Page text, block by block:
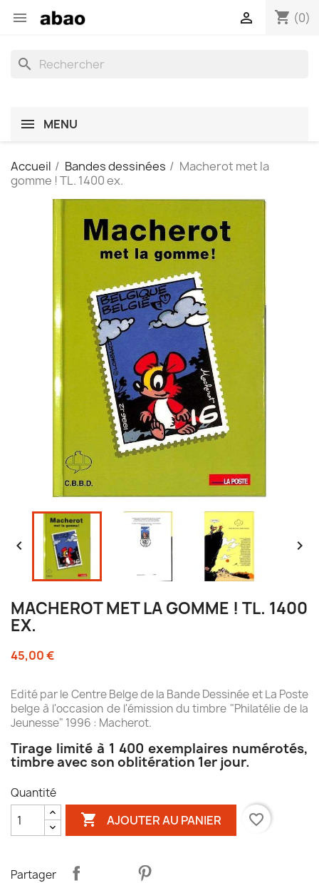
 shopping_cart (0)

search
MENU
Accueil Bandes dessinées
Macherot met la
gomme ! TL. 1400 ex.
 
MACHEROT MET LA GOMME ! TL. 1400
EX.
45,00 €
Edité par le Centre Belge de la Bande Dessinée et La Poste
belge à l'occasion de l'émission du timbre "Philatélie de la
Jeunesse" 1996 : Macherot.
Tirage limité à 1 400 exemplaires numérotés,
timbre avec son oblitération 1er jour.
Quantité
 AJOUTER AU PANIER favorite_border
Partager